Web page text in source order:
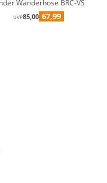
Wanderhose BRC-VS
UVP85,00 67,99